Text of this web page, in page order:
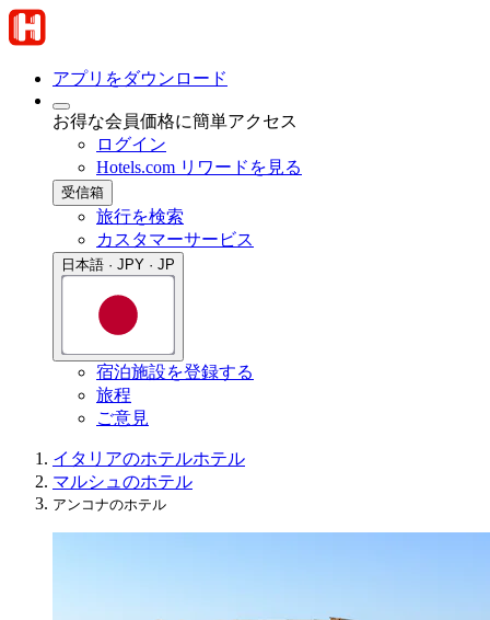
アプリをダウンロード
お得な会員価格に簡単アクセス
ログイン
Hotels.com リワードを見る
受信箱
旅行を検索
カスタマーサービス
日本語 · JPY · JP
宿泊施設を登録する
旅程
ご意見
イタリアのホテルホテル
マルシュのホテル
アンコナのホテル